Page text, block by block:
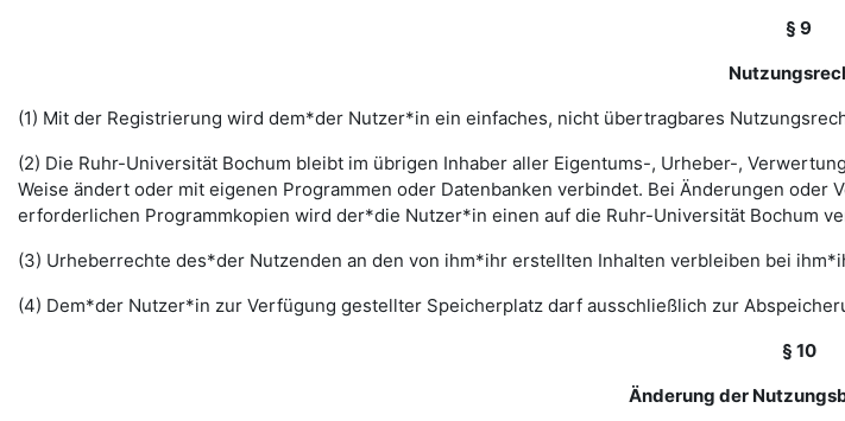
§ 9
(1) Mit der Registrierung wird dem*der Nutzer*in ein einfaches, nicht übertragbares
(2) Die Ruhr-Universität Bochum bleibt im übrigen Inhaber aller Eigentums-, Urheber-,
Weise ändert oder mit eigenen Programmen oder Datenbanken verbindet. Bei Änderungen
erforderlichen Programmkopien wird der*die Nutzer*in einen auf die Ruhr-Universität Bochum
(3) Urheberrechte des*der Nutzenden an den von ihm*ihr erstellten Inhalten verbleiben bei
(4) Dem*der Nutzer*in zur Verfügung gestellter Speicherplatz darf ausschließlich zur
§ 10
Änderung der